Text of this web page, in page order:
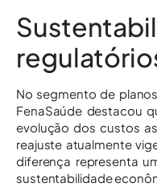
No segmento de
FenaSaúde destacou
evolução dos custos
reajuste atualmente
diferença representa
sustentabilidade